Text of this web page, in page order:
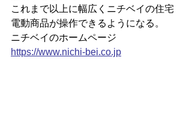
これまで以上に幅広くニチベイの住宅
電動商品が操作できるようになる。
ニチベイのホームページ
https://www.nichi-bei.co.jp